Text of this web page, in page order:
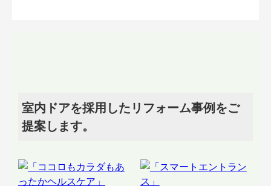
室内ドアを採用したリフォーム事例をご
提案します。